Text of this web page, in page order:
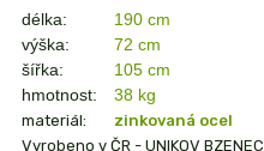
délka:
190 cm
výška:
72 cm
šířka:
105 cm
hmotnost:
38 kg
materiál:
zinkovaná ocel
Vyrobeno v ČR - UNIKOV BZENEC